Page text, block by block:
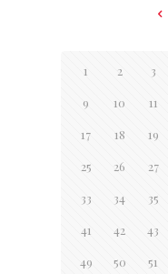
1 2 3
9 10 11
17 18 19
25 26 27
33 34 35
41 42 43
49 50 51